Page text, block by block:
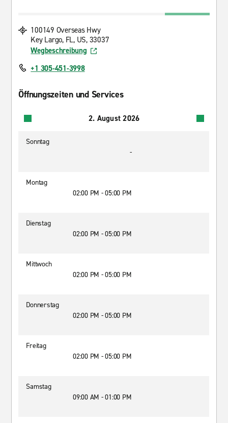
100149 Overseas Hwy
Key Largo, FL, US, 33037
Wegbeschreibung
+1 305-451-3998
Öffnungszeiten und Services
2. August 2026
Sonntag
-
Montag
02:00 PM - 05:00 PM
Dienstag
02:00 PM - 05:00 PM
Mittwoch
02:00 PM - 05:00 PM
Donnerstag
02:00 PM - 05:00 PM
Freitag
02:00 PM - 05:00 PM
Samstag
09:00 AM - 01:00 PM